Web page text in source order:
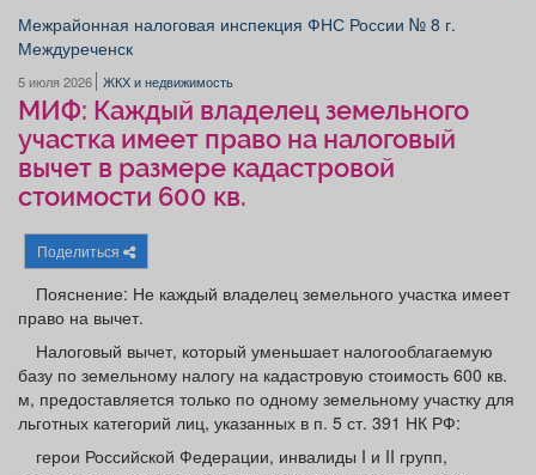
Афиша Обучение
Межрайонная налоговая инспекция ФНС России № 8 г.
Междуреченск
5 июля 2026 ЖКХ и недвижимость
МИФ: Каждый владелец земельного
участка имеет право на налоговый
вычет в размере кадастровой
стоимости 600 кв.
Поделиться
Пояснение: Не каждый владелец земельного участка имеет
право на вычет.
Налоговый вычет, который уменьшает налогооблагаемую
базу по земельному налогу на кадастровую стоимость 600 кв.
м, предоставляется только по одному земельному участку для
льготных категорий лиц, указанных в п. 5 ст. 391 НК РФ:
герои Российской Федерации, инвалиды I и II групп,